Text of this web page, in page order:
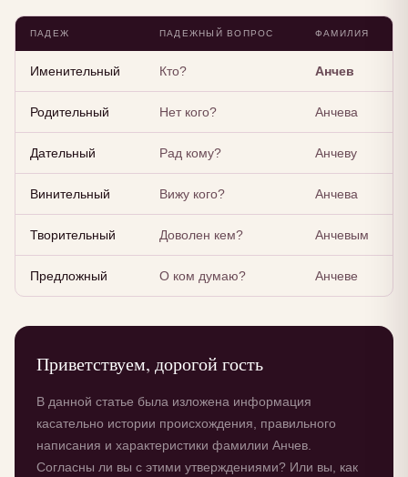
ПАДЕЖ ПАДЕЖНЫЙ ВОПРОС ФАМИЛИЯ
Именительный Кто? Анчев
Родительный Нет кого? Анчева
Дательный Рад кому? Анчеву
Винительный Вижу кого? Анчева
Творительный Доволен кем? Анчевым
Предложный О ком думаю? Анчеве
Приветствуем, дорогой гость
В данной статье была изложена информация
касательно истории происхождения, правильного
написания и характеристики фамилии Анчев.
Согласны ли вы с этими утверждениями? Или вы, как